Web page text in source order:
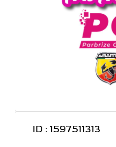
ID : 1597511313